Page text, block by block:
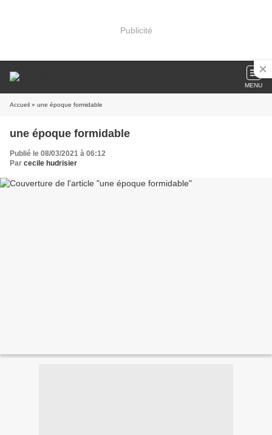
Publicité
MENU
Accueil » une époque formidable
une époque formidable
Publié le 08/03/2021 à 06:12
Par cecile hudrisier